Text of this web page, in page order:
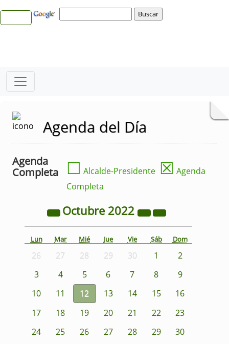
Agenda del Día
Agenda
Completa
☐ Alcalde-Presidente ☒ Agenda
Completa
Octubre 2022
Lun Mar Mié Jue Vie Sáb Dom
26 27 28 29 30 1
2
3
4 5 6 7 8
9
10
11 12 13 14 15
16
17
18 19 20 21 22
23
24
25 26 27 28 29
30